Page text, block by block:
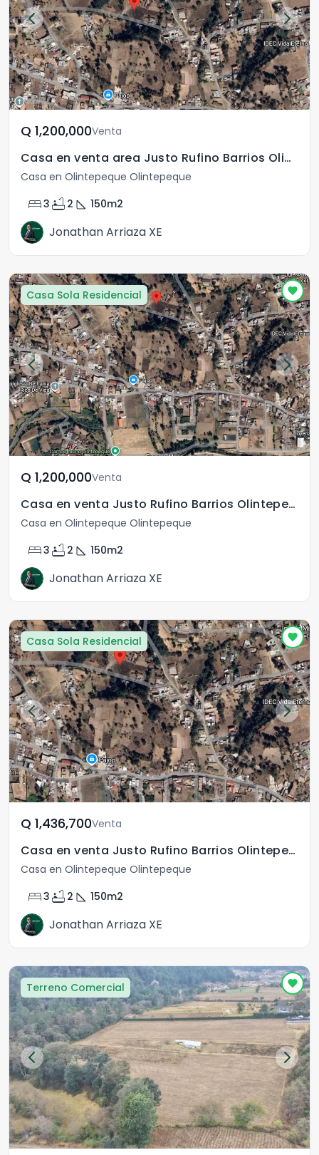
Q	1,200,000Venta
Casa en venta area Justo Rufino Barrios Olintepeque
Casa en Olintepeque Olintepeque
bed3 bathtub 2 square_foot 150m2
Jonathan Arriaza XE
Casa Sola Residencial
Q	1,200,000Venta
Casa en venta Justo Rufino Barrios Olintepeque Xela
Casa en Olintepeque Olintepeque
bed3 bathtub 2 square_foot 150m2
Jonathan Arriaza XE
Casa Sola Residencial
Q	1,436,700Venta
Casa en venta Justo Rufino Barrios Olintepeque Xela
Casa en Olintepeque Olintepeque
bed3 bathtub 2 square_foot 150m2
Jonathan Arriaza XE
Terreno Comercial